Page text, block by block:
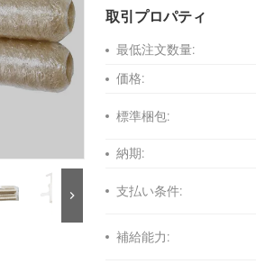
取引プロパティ
最低注文数量:
価格:
標準梱包:
納期:
支払い条件:
補給能力: